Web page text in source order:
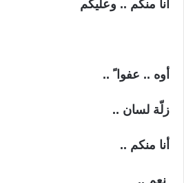
أنا منكم .. وعليكم
أوه .. عفوا ً ..
زلّة لسان ..
أنا منكم ..
نعم ..